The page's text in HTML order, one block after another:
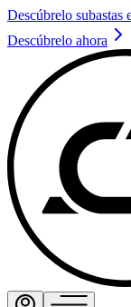
Descúbrelo subastas
Descúbrelo ahora